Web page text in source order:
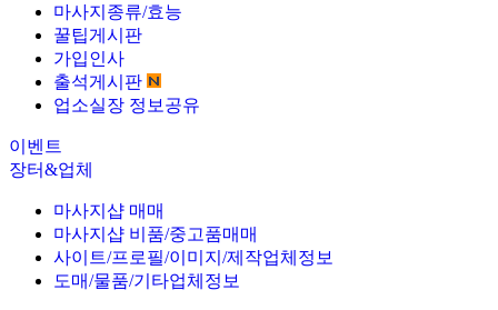
마사지종류/효능
꿀팁게시판
가입인사
출석게시판
업소실장 정보공유
이벤트
장터&업체
마사지샵 매매
마사지샵 비품/중고품매매
사이트/프로필/이미지/제작업체정보
도매/물품/기타업체정보